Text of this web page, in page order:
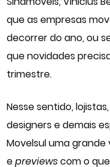
que as empresas
decorrer do ano, ou
que novidades
trimestre.
Nesse sentido,
designers e demais
Movelsul uma
epreviewscom o